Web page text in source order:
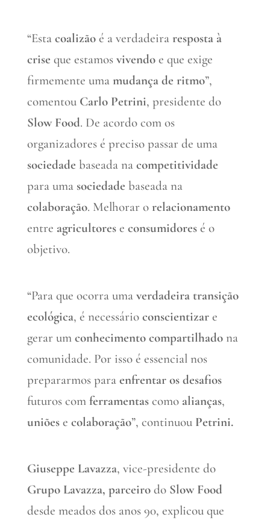
“Esta coalizãoé a verdadeira resposta à
crise que estamos vivendoe que exige
firmemente uma mudança de ritmo”,
comentou Carlo Petrini, presidente do
Slow Food. De acordo com os
organizadores é preciso passar de uma
sociedade baseada na competitividade
para uma sociedade baseada na
colaboração. Melhorar o relacionamento
entre agricultorese consumidoresé o
objetivo.
“Para que ocorra uma verdadeira transição
ecológica, é necessário conscientizar e
gerar um conhecimento compartilhadona
comunidade. Por isso é essencial nos
prepararmos para enfrentar os desafios
futuros com ferramentascomo alianças,
uniõese colaboração”, continuou Petrini.
Giuseppe Lavazza, vice-presidente do
Grupo Lavazza, parceiro doSlow Food
desde meados dos anos 90, explicou que